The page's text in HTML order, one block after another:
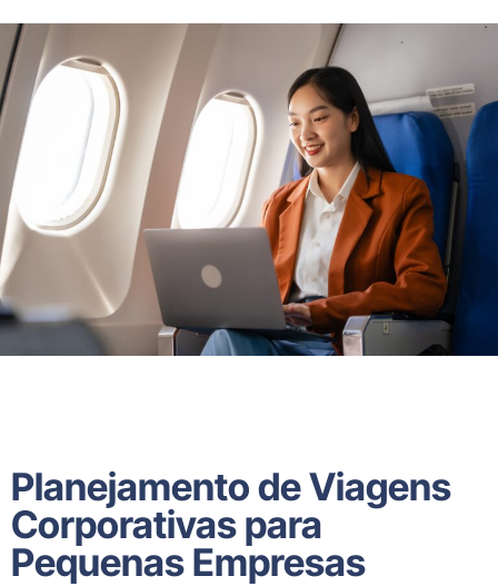
Planejamento de Viagens
Corporativas para
Pequenas Empresas